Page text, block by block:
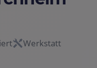
Werkstatt